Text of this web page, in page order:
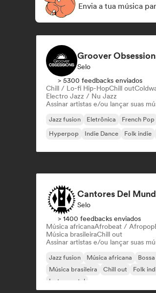
Envia a tua música
Selo
> 5300 feedbacks enviados
Chill / Lo-fi Hip-HopChill out
Electro Jazz / Nu Jazz
Assinar artistas e/ou lançar suas
Jazz fusion Eletrônica French Pop
Hyperpop
Indie Dance Folk indie
Cantores Del
Selo
> 1400 feedbacks enviados
Música africanaAfrobeat / Afropop
Música brasileiraChill out
Assinar artistas e/ou lançar suas
Jazz fusion Música africana
Música brasileira
Chill out Folk
Instrumental